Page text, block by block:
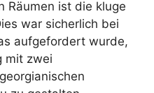
Räumen ist die kluge
war sicherlich bei
aufgefordert wurde,
mit zwei